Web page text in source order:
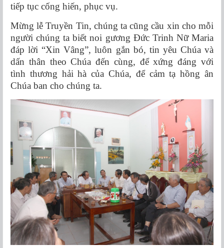
tiếp tục cống hiến, phục vụ.
Mừng lễ Truyền Tin, chúng ta cũng cầu xin cho mỗi
người chúng ta biết noi gương Đức Trinh Nữ Maria
đáp lời “Xin Vâng”, luôn gắn bó, tin yêu Chúa và
dấn thân theo Chúa đến cùng, để xứng đáng với
tình thương hải hà của Chúa, để cảm tạ hồng ân
Chúa ban cho chúng ta.